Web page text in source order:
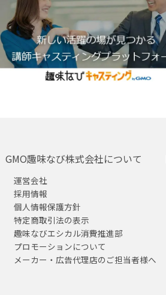
GMO趣味なび株式会社について
運営会社
採用情報
個人情報保護方針
特定商取引法の表示
趣味なびエシカル消費推進部
プロモーションについて
メーカー・広告代理店のご担当者様へ